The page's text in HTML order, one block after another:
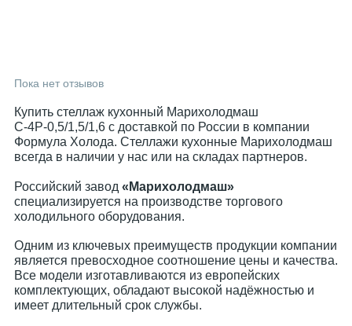
Пока нет отзывов
Купить стеллаж кухонный Марихолодмаш
С-4Р-0,5/1,5/1,6 с доставкой по России в компании
Формула Холода. Стеллажи кухонные Марихолодмаш
всегда в наличии у нас или на складах партнеров.
Российский завод «Марихолодмаш»
специализируется на производстве торгового
холодильного оборудования.
Одним из ключевых преимуществ продукции компании
является превосходное соотношение цены и качества.
Все модели изготавливаются из европейских
комплектующих, обладают высокой надёжностью и
имеет длительный срок службы.